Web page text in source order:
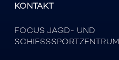
KONTAKT
FOCUS JAGD- UND
SCHIESSSPORTZENTRUM